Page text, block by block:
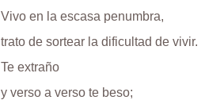
Vivo en la escasa penumbra,
trato de sortear la dificultad de vivir.
Te extraño
y verso a verso te beso;